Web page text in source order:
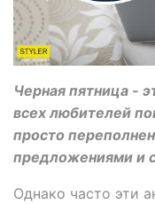
Черная пятница -
всех любителей
просто
предложениями и
Однако часто эти